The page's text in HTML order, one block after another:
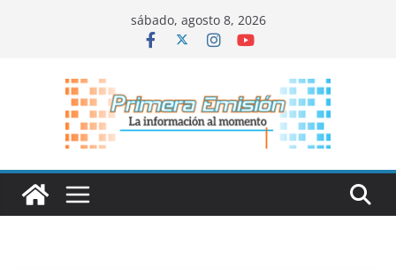
sábado, agosto 8, 2026